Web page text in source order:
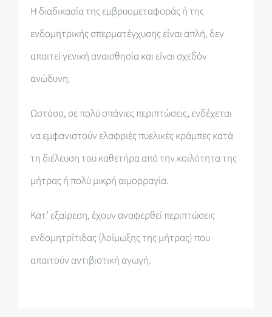
Η διαδικασία της εμβρυομεταφοράς ή της
ενδομητρικής σπερματέγχυσης είναι απλή, δεν
απαιτεί γενική αναισθησία και είναι σχεδόν
ανώδυνη.
Ωστόσο, σε πολύ σπάνιες περιπτώσεις, ενδέχεται
να εμφανιστούν ελαφριές πυελικές κράμπες κατά
τη διέλευση του καθετήρα από την κοιλότητα της
μήτρας ή πολύ μικρή αιμορραγία.
Κατ’ εξαίρεση, έχουν αναφερθεί περιπτώσεις
ενδομητρίτιδας (λοίμωξης της μήτρας) που
απαιτούν αντιβιοτική αγωγή.